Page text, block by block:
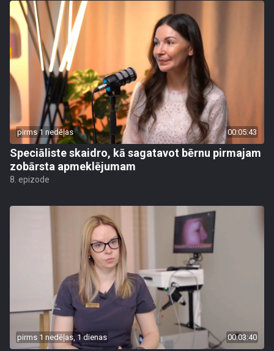
pirms 1 nedēļas 00:05:43
Speciāliste skaidro, kā sagatavot bērnu pirmajam
zobārsta apmeklējumam
8. epizode
pirms 1 nedēļas, 1 dienas 00:03:40